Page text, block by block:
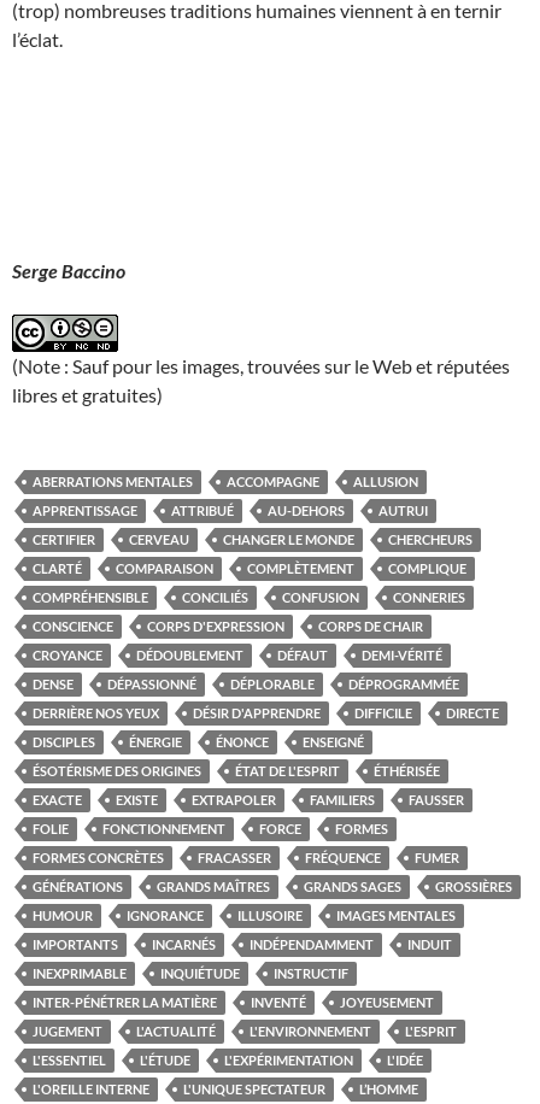
(trop) nombreuses traditions humaines viennent à en ternir
l’éclat.
Serge Baccino
(Note : Sauf pour les images, trouvées sur le Web et réputées
libres et gratuites)
ABERRATIONS MENTALES ACCOMPAGNE
ALLUSION
APPRENTISSAGE
ATTRIBUÉ AU-DEHORS
AUTRUI
CERTIFIER
CERVEAU CHANGER LE MONDE
CHERCHEURS
CLARTÉ
COMPARAISON COMPLÈTEMENT
COMPLIQUE
COMPRÉHENSIBLE
CONCILIÉS CONFUSION
CONNERIES
CONSCIENCE
CORPS D'EXPRESSION
CORPS DE CHAIR
CROYANCE
DÉDOUBLEMENT DÉFAUT
DEMI-VÉRITÉ
DENSE
DÉPASSIONNÉ DÉPLORABLE
DÉPROGRAMMÉE
DERRIÈRE NOS YEUX
DÉSIR D'APPRENDRE DIFFICILE
DIRECTE
DISCIPLES
ÉNERGIE ÉNONCE
ENSEIGNÉ
ÉSOTÉRISME DES ORIGINES
ÉTAT DE L'ESPRIT
ÉTHÉRISÉE
EXACTE
EXISTE EXTRAPOLER FAMILIERS
FAUSSER
FOLIE
FONCTIONNEMENT FORCE
FORMES
FORMES CONCRÈTES
FRACASSER FRÉQUENCE
FUMER
GÉNÉRATIONS
GRANDS MAÎTRES GRANDS SAGES
GROSSIÈRES
HUMOUR
IGNORANCE ILLUSOIRE
IMAGES MENTALES
IMPORTANTS
INCARNÉS INDÉPENDAMMENT
INDUIT
INEXPRIMABLE
INQUIÉTUDE
INSTRUCTIF
INTER-PÉNÉTRER LA MATIÈRE
INVENTÉ
JOYEUSEMENT
JUGEMENT
L'ACTUALITÉ L'ENVIRONNEMENT
L'ESPRIT
L'ESSENTIEL
L'ÉTUDE L'EXPÉRIMENTATION
L'IDÉE
L'OREILLE INTERNE
L'UNIQUE SPECTATEUR L’HOMME